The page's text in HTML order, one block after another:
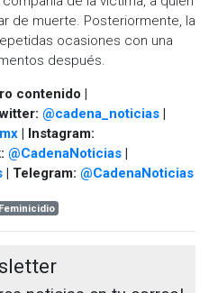
de muerte. Posteriormente, la
ocasiones con una
después.
contenido |
@cadena_noticias |
| Instagram:
@CadenaNoticias |
| Telegram: @CadenaNoticias